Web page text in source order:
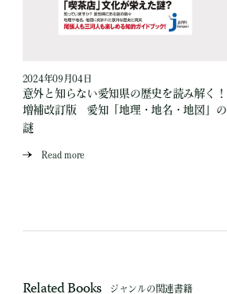
2024年09月04日
意外と知らない愛知県の歴史を読み解く！
増補改訂版 愛知「地理・地名・地図」の
謎
Read more
ジャンルの関連書籍